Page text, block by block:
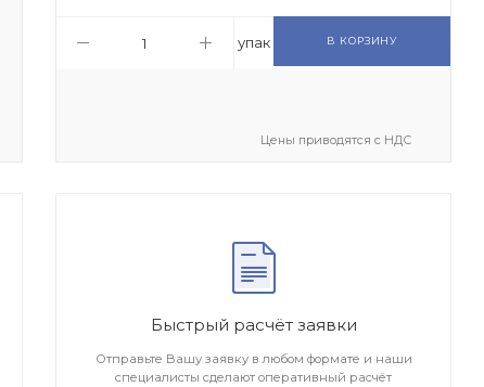
упак В КОРЗИНУ
Цены приводятся с НДС
Быстрый расчёт заявки
Отправьте Вашу заявку в любом формате и наши
специалисты сделают оперативный расчёт